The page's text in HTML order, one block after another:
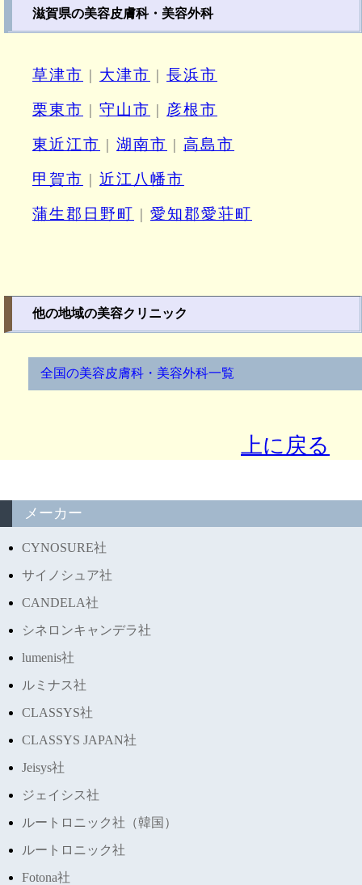
滋賀県の美容皮膚科・美容外科
草津市 | 大津市 | 長浜市
栗東市 | 守山市 | 彦根市
東近江市 | 湖南市 | 高島市
甲賀市 | 近江八幡市
蒲生郡日野町 | 愛知郡愛荘町
他の地域の美容クリニック
全国の美容皮膚科・美容外科一覧
上に戻る
メーカー
CYNOSURE社
サイノシュア社
CANDELA社
シネロンキャンデラ社
lumenis社
ルミナス社
CLASSYS社
CLASSYS JAPAN社
Jeisys社
ジェイシス社
ルートロニック社（韓国）
ルートロニック社
Fotona社